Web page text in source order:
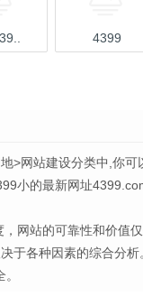
4399
>网站建设分类中,你可
小的最新网址
网站的可靠性和价值
于各种因素的综合分